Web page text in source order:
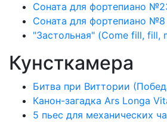
Соната для фортепиано
Соната для фортепиано №8
"Застольная" (Come fill, fill,
Кунсткамера
Битва при Виттории
Канон-загадка Ars Longa
5 пьес для механических